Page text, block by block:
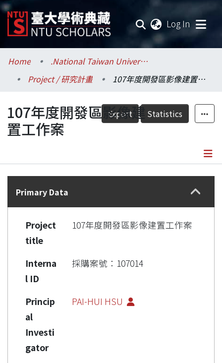
Log In
Communities & Collections
Research Outputs
Fundings & Projects
Researchers
Statistics
Home
.National Taiwan University / 國立臺灣大學
Project / 研究計畫
107年度開發區影像建置工作案
Export Statistics
107年度開發區影像建
置工作案
Details
Primary Data
Project
title
107年度開發區影像建置工作案
Interna
l ID
採購案號：107014
Princip
al
Investi
gator
PAI-HUI HSU